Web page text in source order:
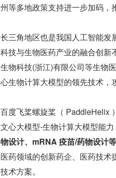
州等多地政策支持进一步加码，
长三角地区也是我国人工智能发
科技与生物医药产业的融合创新
生物科技(浙江)有限公司等生物
心生物计算大模型的领先技术，
百度飞桨螺旋桨（ PaddleHelix
文心大模型-生物计算大模型能力
物设计、mRNA 疫苗/药物设计
医药领域的创新药企、医药技
技术方案。